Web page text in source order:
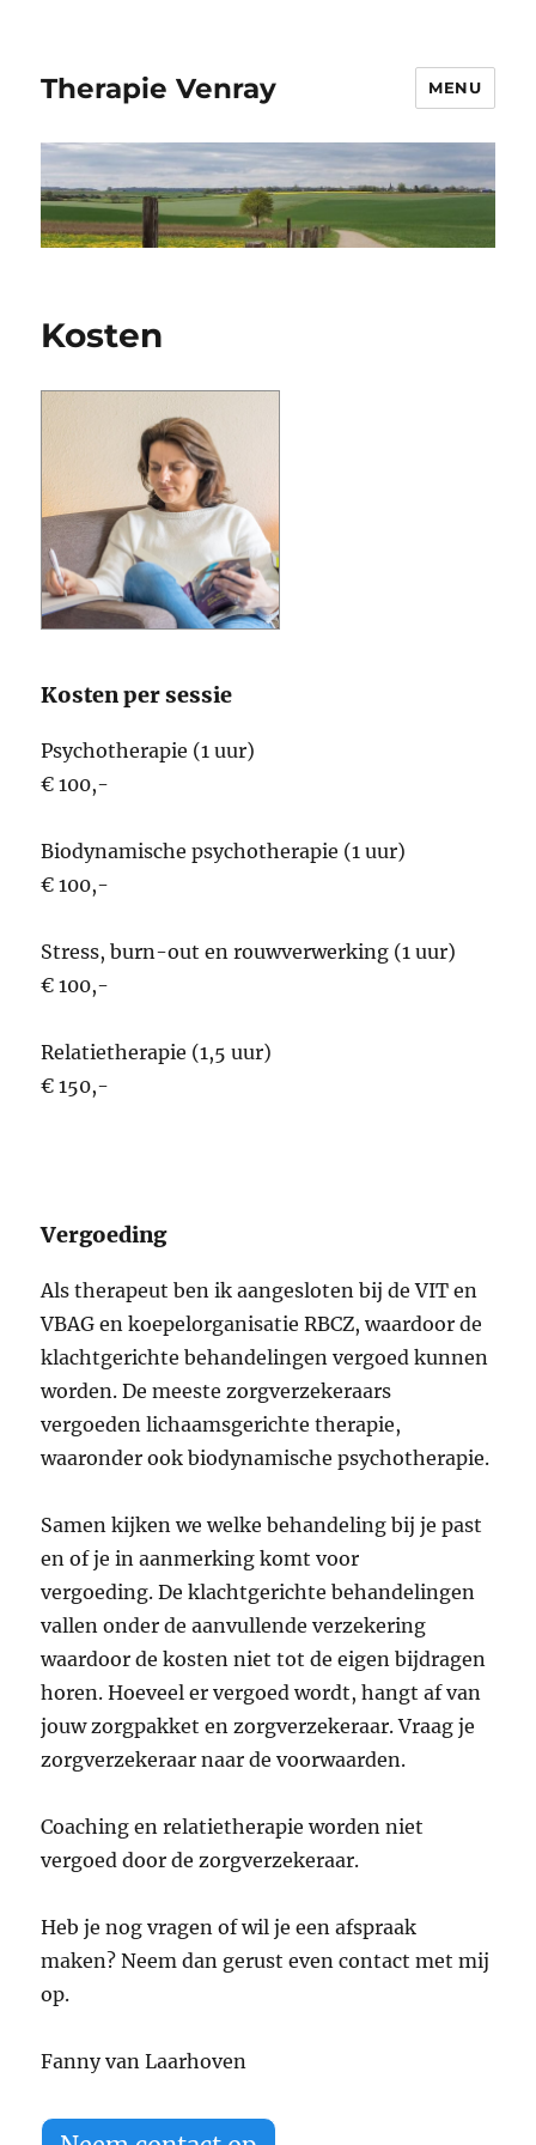
Therapie Venray MENU
Kosten
Kosten per sessie
Psychotherapie (1 uur)
€ 100,-
Biodynamische psychotherapie (1 uur)
€ 100,-
Stress, burn-out en rouwverwerking (1 uur)
€ 100,-
Relatietherapie (1,5 uur)
€ 150,-
Vergoeding
Als therapeut ben ik aangesloten bij de VIT en
VBAG en koepelorganisatie RBCZ, waardoor de
klachtgerichte behandelingen vergoed kunnen
worden. De meeste zorgverzekeraars
vergoeden lichaamsgerichte therapie,
waaronder ook biodynamische psychotherapie.
Samen kijken we welke behandeling bij je past
en of je in aanmerking komt voor
vergoeding. De klachtgerichte behandelingen
vallen onder de aanvullende verzekering
waardoor de kosten niet tot de eigen bijdragen
horen. Hoeveel er vergoed wordt, hangt af van
jouw zorgpakket en zorgverzekeraar. Vraag je
zorgverzekeraar naar de voorwaarden.
Coaching en relatietherapie worden niet
vergoed door de zorgverzekeraar.
Heb je nog vragen of wil je een afspraak
maken? Neem dan gerust even contact met mij
op.
Fanny van Laarhoven